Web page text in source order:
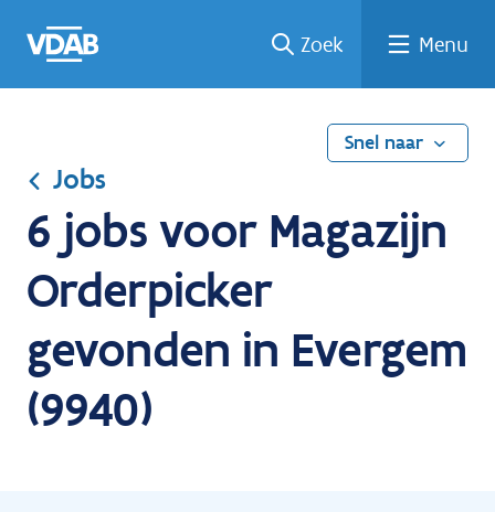
naar
een
een
job
naar
Zoek Menu
Snel naar
Jobs
6 jobs voor Magazijn
Orderpicker
gevonden in Evergem
(9940)